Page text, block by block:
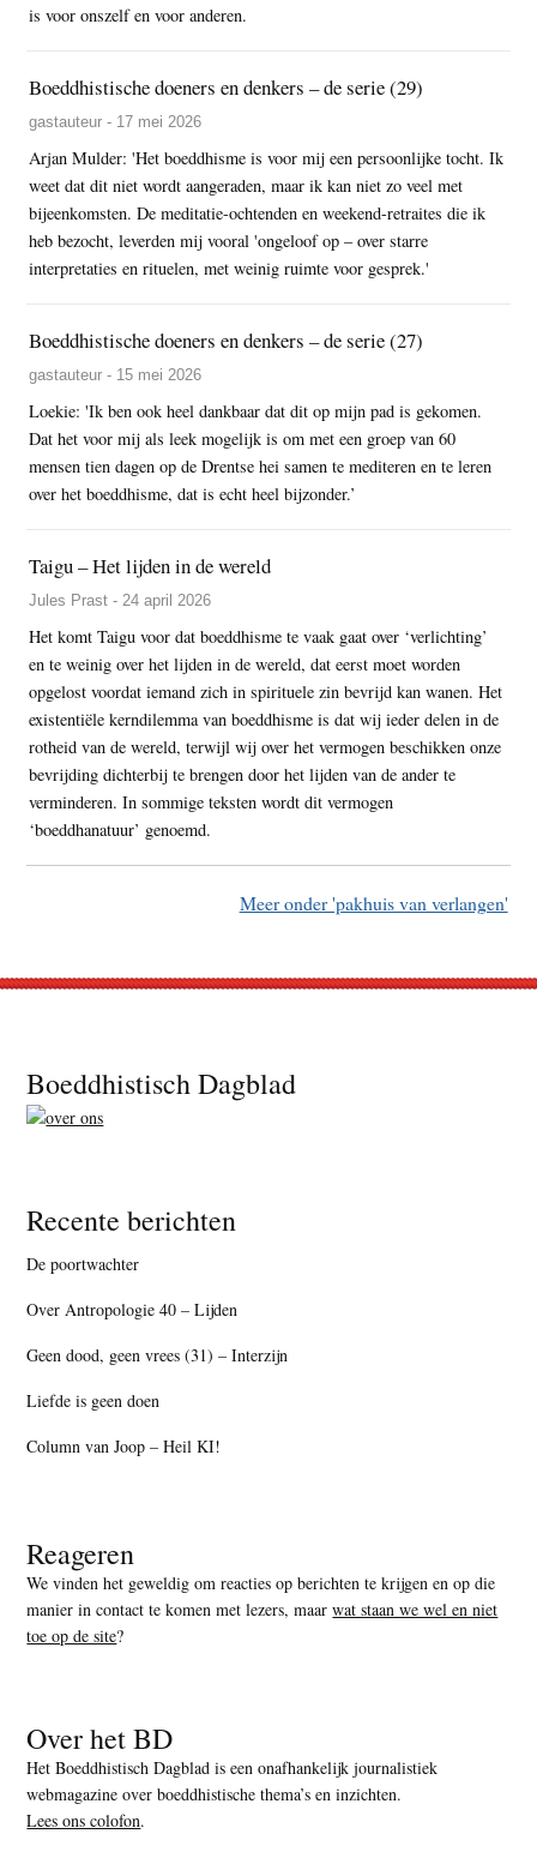
is voor onszelf en voor anderen.
Boeddhistische doeners en denkers – de serie (29)
gastauteur - 17 mei 2026
Arjan Mulder: 'Het boeddhisme is voor mij een persoonlijke tocht. Ik
weet dat dit niet wordt aangeraden, maar ik kan niet zo veel met
bijeenkomsten. De meditatie-ochtenden en weekend-retraites die ik
heb bezocht, leverden mij vooral 'ongeloof op – over starre
interpretaties en rituelen, met weinig ruimte voor gesprek.'
Boeddhistische doeners en denkers – de serie (27)
gastauteur - 15 mei 2026
Loekie: 'Ik ben ook heel dankbaar dat dit op mijn pad is gekomen.
Dat het voor mij als leek mogelijk is om met een groep van 60
mensen tien dagen op de Drentse hei samen te mediteren en te leren
over het boeddhisme, dat is echt heel bijzonder.’
Taigu – Het lijden in de wereld
Jules Prast - 24 april 2026
Het komt Taigu voor dat boeddhisme te vaak gaat over ‘verlichting’
en te weinig over het lijden in de wereld, dat eerst moet worden
opgelost voordat iemand zich in spirituele zin bevrijd kan wanen. Het
existentiële kerndilemma van boeddhisme is dat wij ieder delen in de
rotheid van de wereld, terwijl wij over het vermogen beschikken onze
bevrijding dichterbij te brengen door het lijden van de ander te
verminderen. In sommige teksten wordt dit vermogen
‘boeddhanatuur’ genoemd.
Meer onder 'pakhuis van verlangen'
Footer
Boeddhistisch Dagblad
Recente berichten
De poortwachter
Over Antropologie 40 – Lijden
Geen dood, geen vrees (31) – Interzijn
Liefde is geen doen
Column van Joop – Heil KI!
Reageren
We vinden het geweldig om reacties op berichten te krijgen en op die
manier in contact te komen met lezers, maarwat staan we wel en niet
toe op de site?
Over het BD
Het Boeddhistisch Dagblad is een onafhankelijk journalistiek
webmagazine over boeddhistische thema’s en inzichten.
Lees ons colofon.